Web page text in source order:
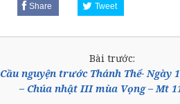
Share Tweet
Bài trước:
Cầu nguyện trước Thánh Thể- Ngày
– Chúa nhật III mùa Vọng – Mt